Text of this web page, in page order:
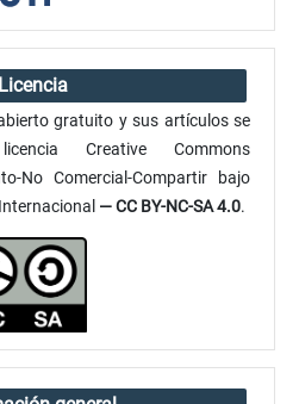
Licencia
gratuito y sus artículos se
Creative Commons
No Comercial-Compartir bajo
— CC BY-NC-SA 4.0.